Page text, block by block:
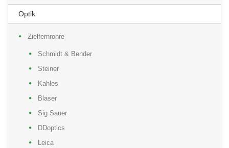
Optik
Zielfernrohre
Schmidt & Bender
Steiner
Kahles
Blaser
Sig Sauer
DDoptics
Leica